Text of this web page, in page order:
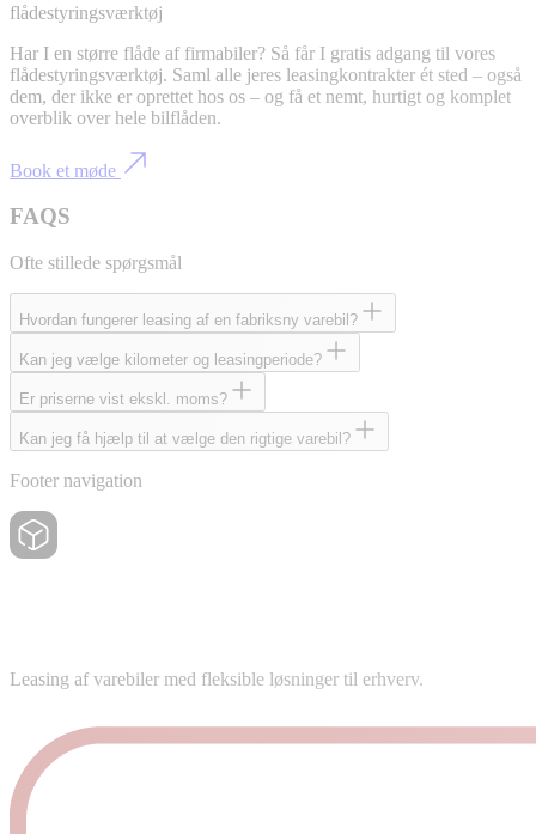
flådestyringsværktøj
Har I en større flåde af firmabiler? Så får I gratis adgang til vores
flådestyringsværktøj. Saml alle jeres leasingkontrakter ét sted – også
dem, der ikke er oprettet hos os – og få et nemt, hurtigt og komplet
overblik over hele bilflåden.
Book et møde
FAQS
Ofte stillede spørgsmål
Hvordan fungerer leasing af en fabriksny varebil?
Kan jeg vælge kilometer og leasingperiode?
Er priserne vist ekskl. moms?
Kan jeg få hjælp til at vælge den rigtige varebil?
Footer navigation
Leasing af varebiler med fleksible løsninger til erhverv.